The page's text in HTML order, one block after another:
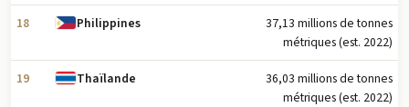
18 Philippines
37,13 millions de tonnes
métriques (est. 2022)
19 Thaïlande
36,03 millions de tonnes
métriques (est. 2022)